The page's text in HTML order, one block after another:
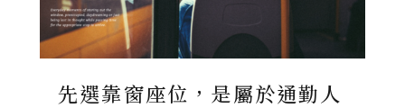
先選靠窗座位，是屬於通勤人